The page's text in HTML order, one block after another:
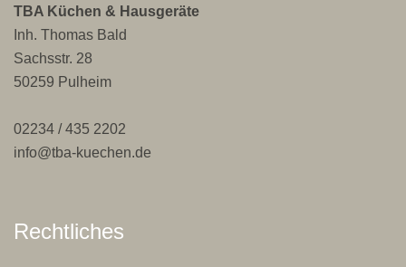
TBA Küchen & Hausgeräte
Inh. Thomas Bald
Sachsstr. 28
50259 Pulheim
02234 / 435 2202
info@tba-kuechen.de
Rechtliches